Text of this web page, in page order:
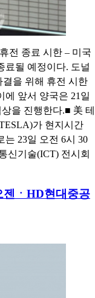
전 종료 시한 – 미국
료될 예정이다. 도널
을 위해 휴전 시한
에 앞서 양국은 21일
을 진행한다.■ 美 테
가 현지시간
는 23일 오전 6시 30
신기술(ICT) 전시회
ㆍHD현대중공